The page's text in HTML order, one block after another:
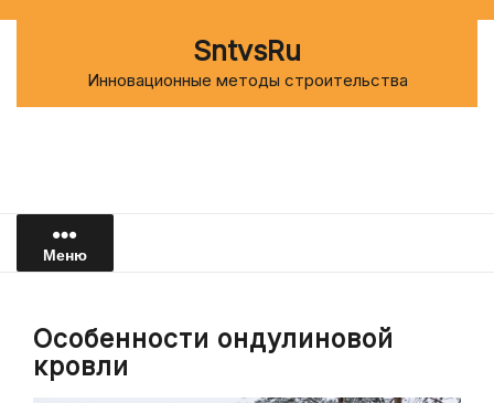
SntvsRu
Инновационные методы строительства
Меню
Особенности ондулиновой
кровли